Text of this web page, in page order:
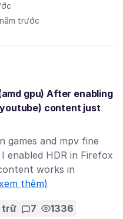
trước
gpu) After enabling
content just
games and mpv fine
enabled HDR in Firefox
works in
thêm)
trữ 7 1336